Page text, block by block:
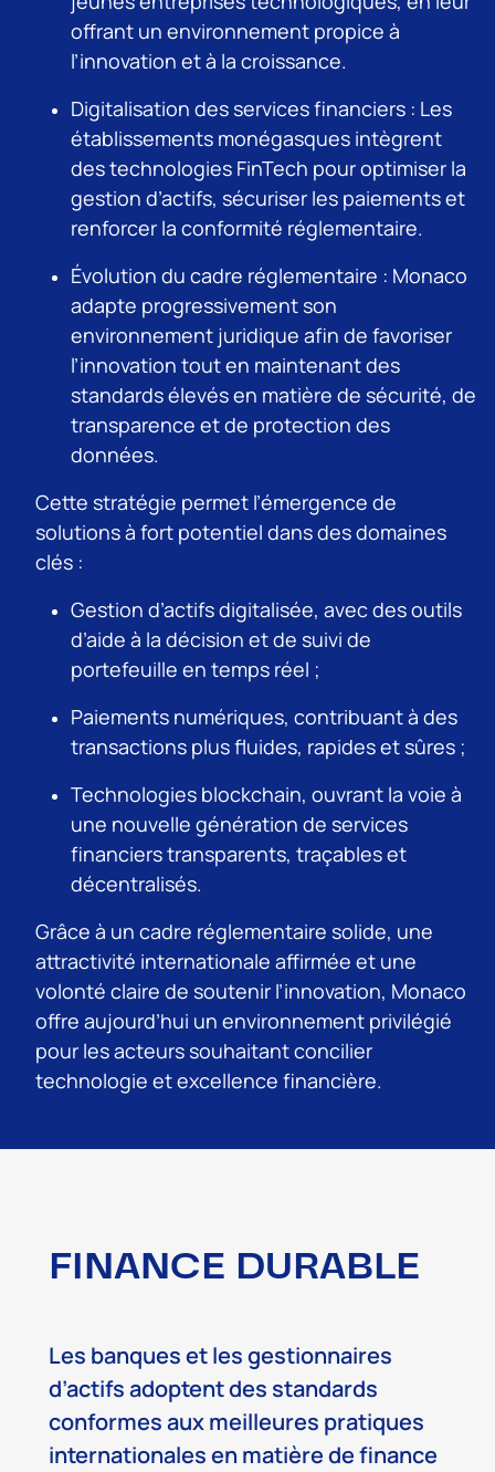
offrant un environnement propice à
l’innovation et à la croissance.
Digitalisation des services financiers : Les
établissements monégasques intègrent
des technologies FinTech pour optimiser la
gestion d’actifs, sécuriser les paiements et
renforcer la conformité réglementaire.
Évolution du cadre réglementaire : Monaco
adapte progressivement son
environnement juridique afin de favoriser
l’innovation tout en maintenant des
standards élevés en matière de sécurité, de
transparence et de protection des
données.
Cette stratégie permet l’émergence de
solutions à fort potentiel dans des domaines
clés :
Gestion d’actifs digitalisée, avec des outils
d’aide à la décision et de suivi de
portefeuille en temps réel ;
Paiements numériques, contribuant à des
transactions plus fluides, rapides et sûres ;
Technologies blockchain, ouvrant la voie à
une nouvelle génération de services
financiers transparents, traçables et
décentralisés.
Grâce à un cadre réglementaire solide, une
attractivité internationale affirmée et une
volonté claire de soutenir l’innovation, Monaco
offre aujourd’hui un environnement privilégié
pour les acteurs souhaitant concilier
technologie et excellence financière.
FINANCE DURABLE
Les banques et les gestionnaires
d’actifs adoptent des standards
conformes aux meilleures pratiques
internationales en matière de finance